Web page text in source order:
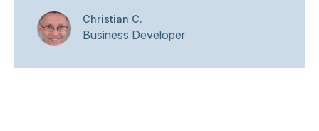
Christian C.
Business Developer